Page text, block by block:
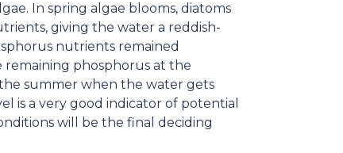
In spring algae blooms, diatoms
giving the water a reddish-
nutrients remained
remaining phosphorus at the
summer when the water gets
is a very good indicator of potential
will be the final deciding